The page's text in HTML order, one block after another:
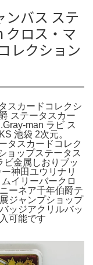
ンバス ステ
クロス・マ
レクション
スカードコレクシ
ステータスカー
man ラビ ス
池袋 2次元。
タスカードコレク
ョップステータス
ビ金属しおりブッ
神田ユウリナリ
イリーバークロ
ーネア千年伯爵テ
ジャンプショップ
ッジアクリルバッ
可能です